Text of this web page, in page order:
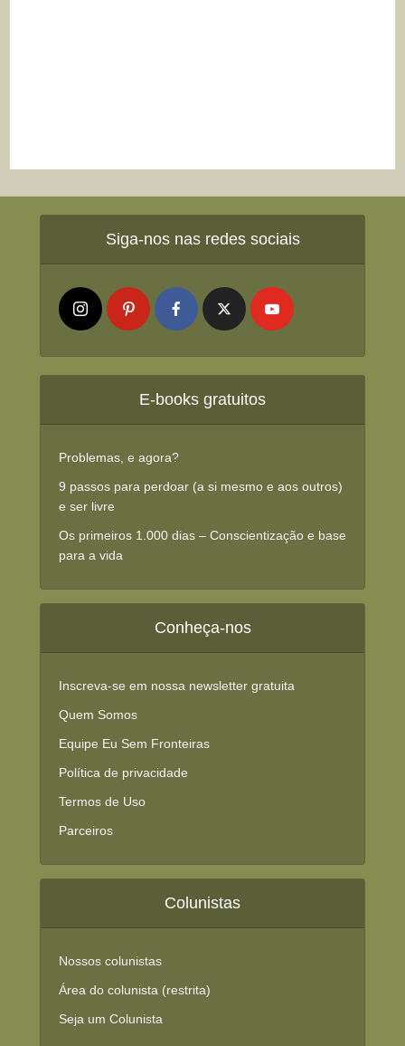
Siga-nos nas redes sociais
E-books gratuitos
Problemas, e agora?
9 passos para perdoar (a si mesmo e aos outros)
e ser livre
Os primeiros 1.000 dias – Conscientização e base
para a vida
Conheça-nos
Inscreva-se em nossa newsletter gratuita
Quem Somos
Equipe Eu Sem Fronteiras
Política de privacidade
Termos de Uso
Parceiros
Colunistas
Nossos colunistas
Área do colunista (restrita)
Seja um Colunista